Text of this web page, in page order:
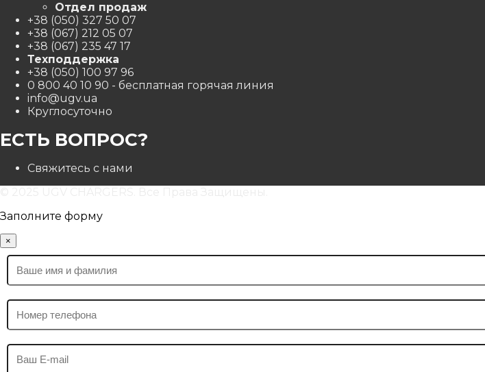
Отдел продаж
+38 (050) 327 50 07
+38 (067) 212 05 07
+38 (067) 235 47 17
Техподдержка
+38 (050) 100 97 96
0 800 40 10 90 - бесплатная горячая линия
info@ugv.ua
Круглосуточно
ЕСТЬ ВОПРОС?
Свяжитесь с нами
Заполните форму
×